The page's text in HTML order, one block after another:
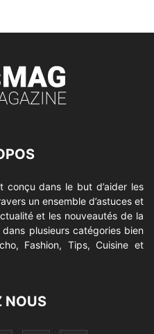
conçu dans le but d’aider les
un ensemble d’astuces et
et les nouveautés de la
plusieurs catégories bien
Fashion, Tips, Cuisine et
NOUS